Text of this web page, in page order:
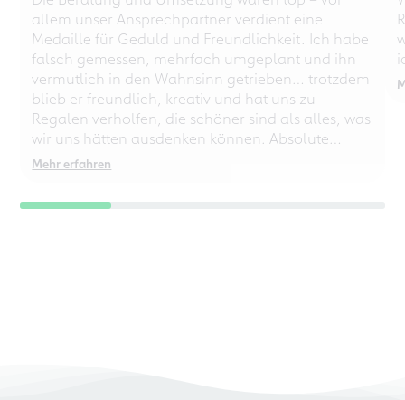
allem unser Ansprechpartner verdient eine
Medaille für Geduld und Freundlichkeit. Ich habe
falsch gemessen, mehrfach umgeplant und ihn
vermutlich in den Wahnsinn getrieben… trotzdem
blieb er freundlich, kreativ und hat uns zu
Regalen verholfen, die schöner sind als alles, was
wir uns hätten ausdenken können. Absolute
Empfehlung – auch für chaotische
Mehr erfahren